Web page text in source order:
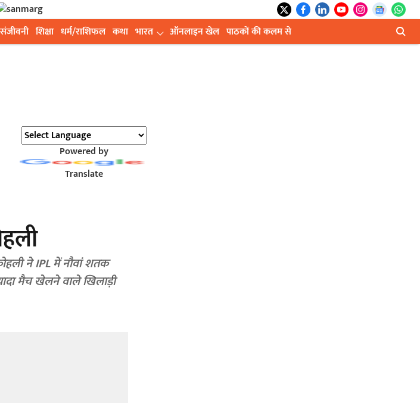
संजीवनी शिक्षा धर्म/राशिफल कथा भारत ऑनलाइन खेल पाठकों की कलम से
Powered by
Translate
ने IPL में नौवां शतक
मैच खेलने वाले खिलाड़ी